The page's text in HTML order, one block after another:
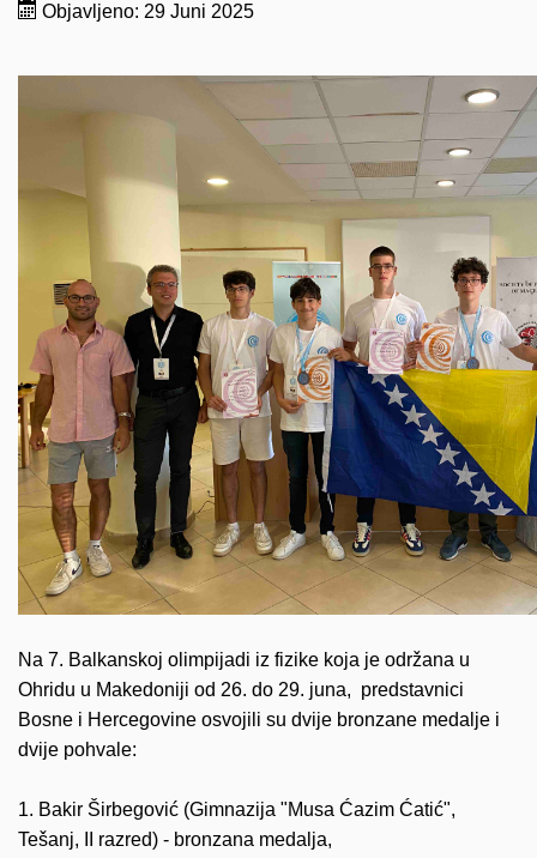
Objavljeno: 29 Juni 2025
Na 7. Balkanskoj olimpijadi iz fizike koja je održana u
Ohridu u Makedoniji od 26. do 29. juna, predstavnici
Bosne i Hercegovine osvojili su dvije bronzane medalje i
dvije pohvale:
1. Bakir Širbegović (Gimnazija "Musa Ćazim Ćatić",
Tešanj, II razred) - bronzana medalja,